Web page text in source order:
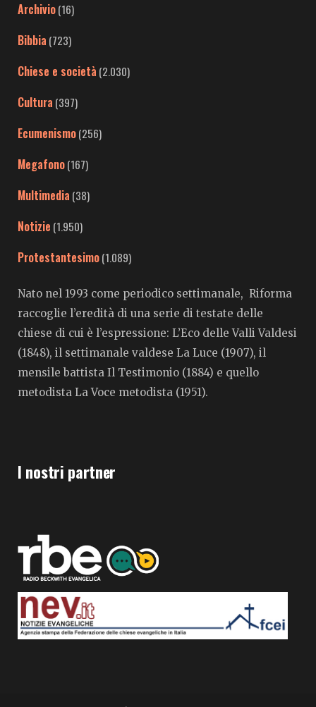
Archivio(16)
Bibbia (723)
Chiese e società (2.030)
Cultura (397)
Ecumenismo(256)
Megafono(167)
Multimedia (38)
Notizie (1.950)
Protestantesimo(1.089)
Nato nel 1993 come periodico settimanale, Riforma
raccoglie l’eredità di una serie di testate delle
chiese di cui è l’espressione: L’Eco delle Valli Valdesi
(1848), il settimanale valdese La Luce (1907), il
mensile battista Il Testimonio (1884) e quello
metodista La Voce metodista (1951).
I nostri partner